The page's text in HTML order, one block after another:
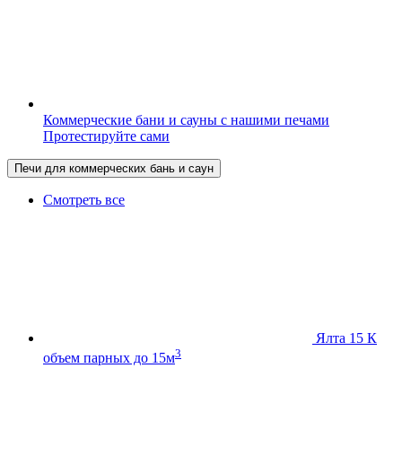
Коммерческие бани и сауны с нашими печами
Протестируйте сами
Печи для коммерческих бань и саун
Смотреть все
Ялта 15 К
объем парных до 15м3